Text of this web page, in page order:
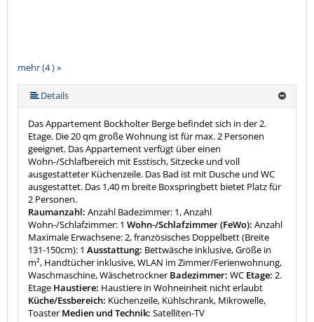
mehr (4 ) »
Details
Das Appartement Bockholter Berge befindet sich in der 2.
Etage. Die 20 qm große Wohnung ist für max. 2 Personen
geeignet. Das Appartement verfügt über einen
Wohn-/Schlafbereich mit Esstisch, Sitzecke und voll
ausgestatteter Küchenzeile. Das Bad ist mit Dusche und WC
ausgestattet. Das 1,40 m breite Boxspringbett bietet Platz für
2 Personen.
Raumanzahl: Anzahl Badezimmer: 1, Anzahl
Wohn-/Schlafzimmer: 1 Wohn-/Schlafzimmer (FeWo): Anzahl
Maximale Erwachsene: 2, französisches Doppelbett (Breite
131-150cm): 1 Ausstattung: Bettwäsche inklusive, Größe in
m², Handtücher inklusive, WLAN im Zimmer/Ferienwohnung,
Waschmaschine, Wäschetrockner Badezimmer: WC Etage: 2.
Etage Haustiere: Haustiere in Wohneinheit nicht erlaubt
Küche/Essbereich: Küchenzeile, Kühlschrank, Mikrowelle,
Toaster Medien und Technik: Satelliten-TV